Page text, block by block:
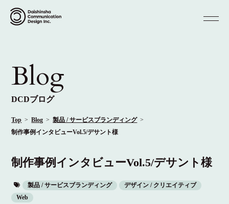
Blog
DCDブログ
Top Blog
製品 / サービスブランディング
制作事例インタビューVol.5/デサント様
制作事例インタビューVol.5/デサント様
製品 / サービスブランディング
デザイン / クリエイティブ
Web